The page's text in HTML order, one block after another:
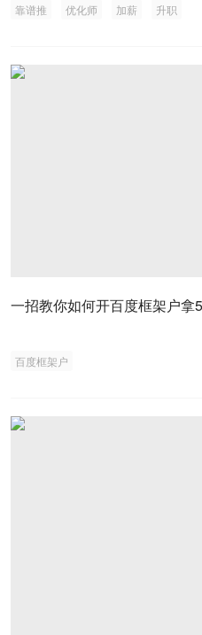
靠谱推 优化师 加薪 升职
一招教你如何开百度框架户拿
百度框架户